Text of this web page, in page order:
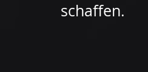
schaffen.